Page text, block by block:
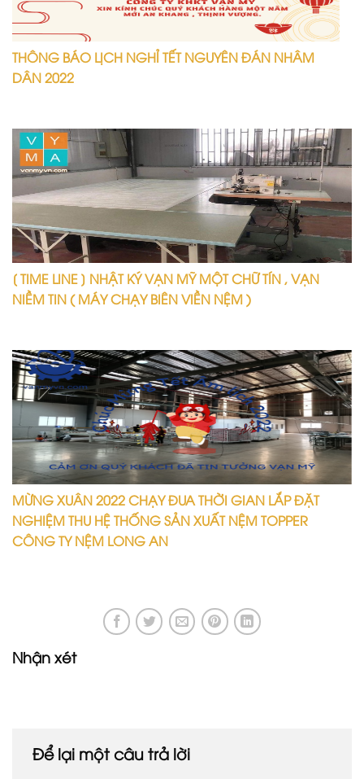
THÔNG BÁO LỊCH NGHỈ TẾT NGUYÊN ĐÁN NHÂM
DÂN 2022
[ TIME LINE ] NHẬT KÝ VẠN MỸ MỘT CHỮ TÍN , VẠN
NIỀM TIN ( MÁY CHẠY BIÊN VIỀN NỆM )
MỪNG XUÂN 2022 CHẠY ĐUA THỜI GIAN LẮP ĐẶT
NGHIỆM THU HỆ THỐNG SẢN XUẤT NỆM TOPPER
CÔNG TY NỆM LONG AN
Nhận xét
Để lại một câu trả lời